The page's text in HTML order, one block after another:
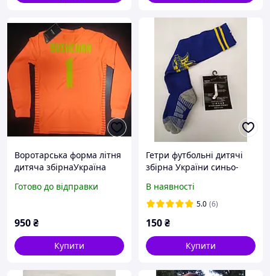
Воротарська форма літня
дитяча збірнаУкраїна
форма дитяча/форма
Готово до відправки
950₴
Купити
Гетри футбольні дитячі
збірна України синьо-
В наявності
5.0 (6)
150₴
Купити